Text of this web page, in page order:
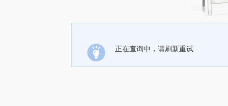
正在查询中，请刷新重试